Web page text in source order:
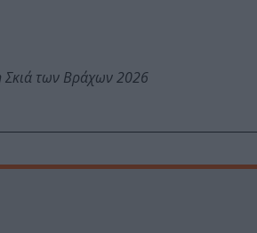
Σκιά των Βράχων 2026